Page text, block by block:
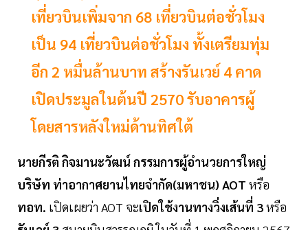
เที่ยวบินเพิ่มจาก 68 เที่ยวบินต่อชั่วโมง
เป็น 94 เที่ยวบินต่อชั่วโมง ทั้งเตรียมทุ่ม
อีก 2 หมื่นล้านบาท สร้างรันเวย์ 4 คาด
เปิดประมูลในต้นปี 2570 รับอาคารผู้
โดยสารหลังใหม่ด้านทิศใต้
นายกีรติ กิจมานะวัฒน์ กรรมการผู้อำนวยการใหญ่
บริษัท ท่าอากาศยานไทยจำกัด(มหาชน) AOT หรือ
ทอท. เปิดเผยว่า AOT จะเปิดใช้งานทางวิ่งเส้นที่ 3หรือ